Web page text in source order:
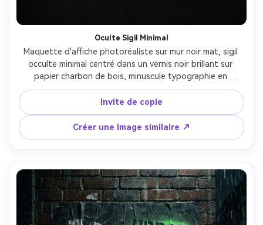
Oculte Sigil Minimal
Maquette d'affiche photoréaliste sur mur noir mat, sigil
occulte minimal centré dans un vernis noir brillant sur
papier charbon de bois, minuscule typographie en
majuscules, bordure de ligne fine, détails microtexte,
palette monochrome avec un léger accent de point
rouge, fibres de papier premium visibles, éclairage de
jante douce, prise sur Canon R6, 85mm, f/2.0, photo
d'impression éditoriale nette-AR 4:5
Invite de copie
Créer une Image similaire ↗